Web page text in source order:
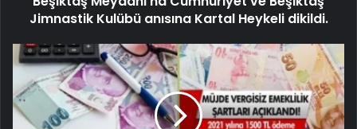
Jimnastik Kulübü anısına Kartal Heykeli dikildi.